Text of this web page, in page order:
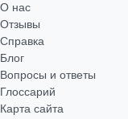
О нас
Отзывы
Справка
Блог
Вопросы и ответы
Глоссарий
Карта сайта